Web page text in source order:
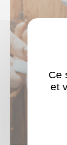
Ce
et